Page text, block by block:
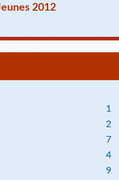
2012
1
2
7
4
9